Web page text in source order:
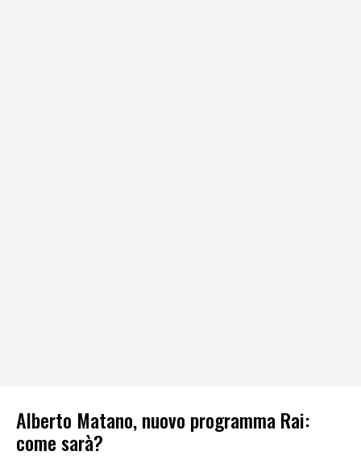
Alberto Matano, nuovo programma Rai:
come sarà?